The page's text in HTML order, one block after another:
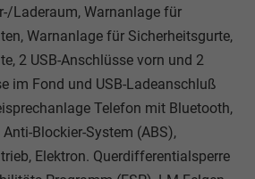
Laderaum, Warnanlage für
Warnanlage für Sicherheitsgurte,
2 USB-Anschlüsse vorn und 2
im Fond und USB-Ladeanschluß
Telefon mit Bluetooth,
Blockier-System (ABS),
Elektron. Querdifferentialsperre